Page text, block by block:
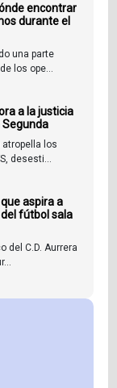
encontrar
durante el
una parte
los ope...
a la justicia
Segunda
los
desesti...
aspira a
fútbol sala
del C.D. Aurrera